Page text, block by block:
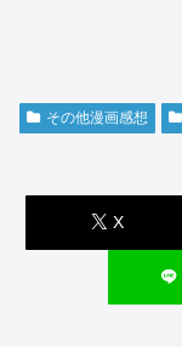
その他漫画感想
X